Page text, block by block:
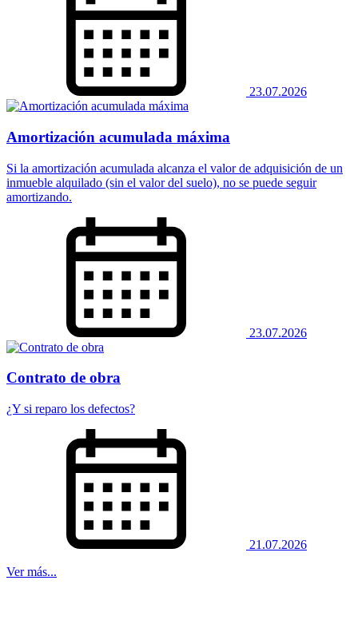
23.07.2026
Amortización acumulada máxima
Si la amortización acumulada alcanza el valor de adquisición de un
inmueble alquilado (sin el valor del suelo), no se puede seguir
amortizando.
23.07.2026
Contrato de obra
¿Y si reparo los defectos?
21.07.2026
Ver más...